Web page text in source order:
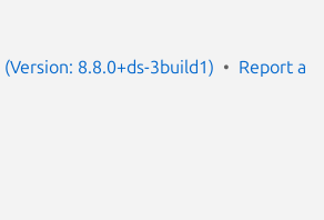
8.8.0+ds-3build1)
Report a